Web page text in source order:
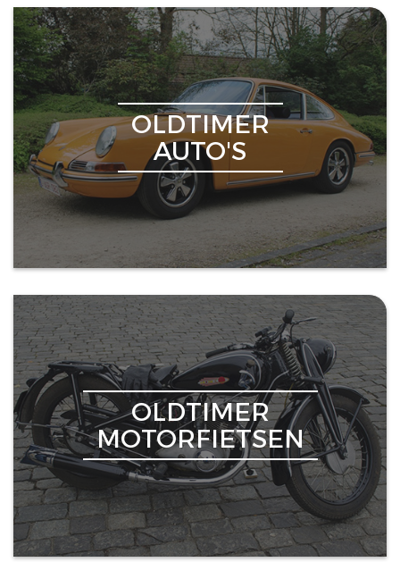
OLDTIMER
AUTO'S
OLDTIMER
MOTORFIETSEN